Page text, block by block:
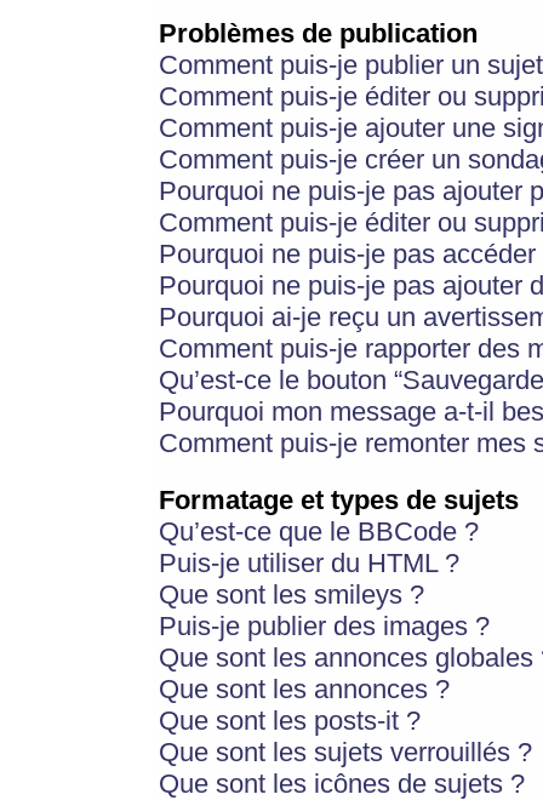
Problèmes de publication
Comment puis-je publier un
Comment puis-je éditer ou
Comment puis-je ajouter une
Comment puis-je créer un
Pourquoi ne puis-je pas ajouter
Comment puis-je éditer ou
Pourquoi ne puis-je pas
Pourquoi ne puis-je pas ajouter
Pourquoi ai-je reçu un
Comment puis-je rapporter des
Qu’est-ce le bouton
Pourquoi mon message a-t-il
Comment puis-je remonter mes
Formatage et types de sujets
Qu’est-ce que le BBCode ?
Puis-je utiliser du HTML ?
Que sont les smileys ?
Puis-je publier des images ?
Que sont les annonces globales
Que sont les annonces ?
Que sont les posts-it ?
Que sont les sujets verrouillés ?
Que sont les icônes de sujets ?